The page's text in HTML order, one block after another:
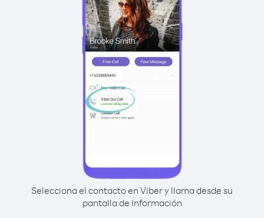
Selecciona el contacto en Viber y llama desde su
pantalla de información